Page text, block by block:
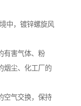
中，镀锌螺旋风
害气体、粉
烟尘、化工厂的
气交换，保持